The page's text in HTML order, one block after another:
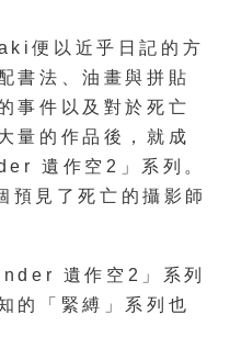
便以近乎日記的方
書法、油畫與拼貼
事件以及對於死亡
量的作品後，就成
遺作空2」系列。
見了死亡的攝影師
遺作空2」系列
的「緊縛」系列也